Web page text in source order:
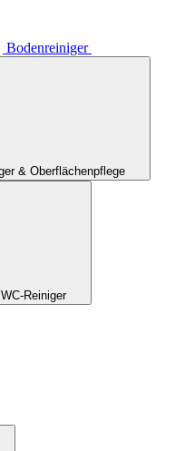
Bodenreiniger
& Oberflächenpflege
Reiniger